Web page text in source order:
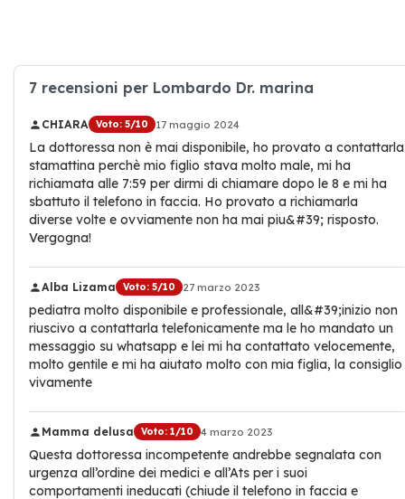
7 recensioni per Lombardo Dr. marina
CHIARA Voto: 5/10 17 maggio 2024
La dottoressa non è mai disponibile, ho provato a contattarla
stamattina perchè mio figlio stava molto male, mi ha
richiamata alle 7:59 per dirmi di chiamare dopo le 8 e mi ha
sbattuto il telefono in faccia. Ho provato a richiamarla
diverse volte e ovviamente non ha mai piu&#39; risposto.
Vergogna!
Alba Lizama Voto: 5/10 27 marzo 2023
pediatra molto disponibile e professionale, all&#39;inizio non
riuscivo a contattarla telefonicamente ma le ho mandato un
messaggio su whatsapp e lei mi ha contattato velocemente,
molto gentile e mi ha aiutato molto con mia figlia, la consiglio
vivamente
Mamma delusa Voto: 1/10 4 marzo 2023
Questa dottoressa incompetente andrebbe segnalata con
urgenza all’ordine dei medici e all’Ats per i suoi
comportamenti ineducati (chiude il telefono in faccia e